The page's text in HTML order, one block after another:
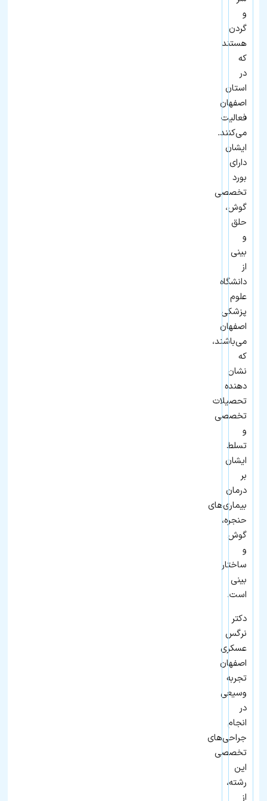
و
گردن
هستند
که
در
استان
اصفهان
فعالیت
می‌کنند.
ایشان
دارای
بورد
تخصصی
گوش،
حلق
و
بینی
از
دانشگاه
علوم
پزشکی
اصفهان
می‌باشند،
که
نشان‌
دهنده
تحصیلات
تخصصی
و
تسلط
ایشان
بر
درمان
بیماری‌های
حنجره،
گوش
و
ساختار
بینی
است.
دکتر
نرگس
عسکری
اصفهان
تجربه
وسیعی
در
انجام
جراحی‌های
تخصصی
این
رشته،
از